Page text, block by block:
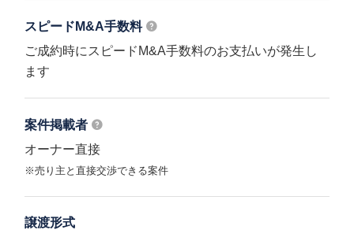
スピードM&A手数料
ご成約時にスピードM&A手数料のお支払いが発生し
ます
案件掲載者
オーナー直接
※売り主と直接交渉できる案件
譲渡形式